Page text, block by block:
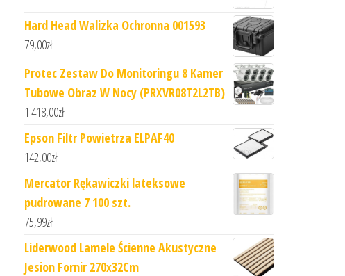
Hard Head Walizka Ochronna 001593
79,00zł
Protec Zestaw Do Monitoringu 8 Kamer
Tubowe Obraz W Nocy (PRXVR08T2L2TB)
1 418,00zł
Epson Filtr Powietrza ELPAF40
142,00zł
Mercator Rękawiczki lateksowe
pudrowane 7 100 szt.
75,99zł
Liderwood Lamele Ścienne Akustyczne
Jesion Fornir 270x32Cm